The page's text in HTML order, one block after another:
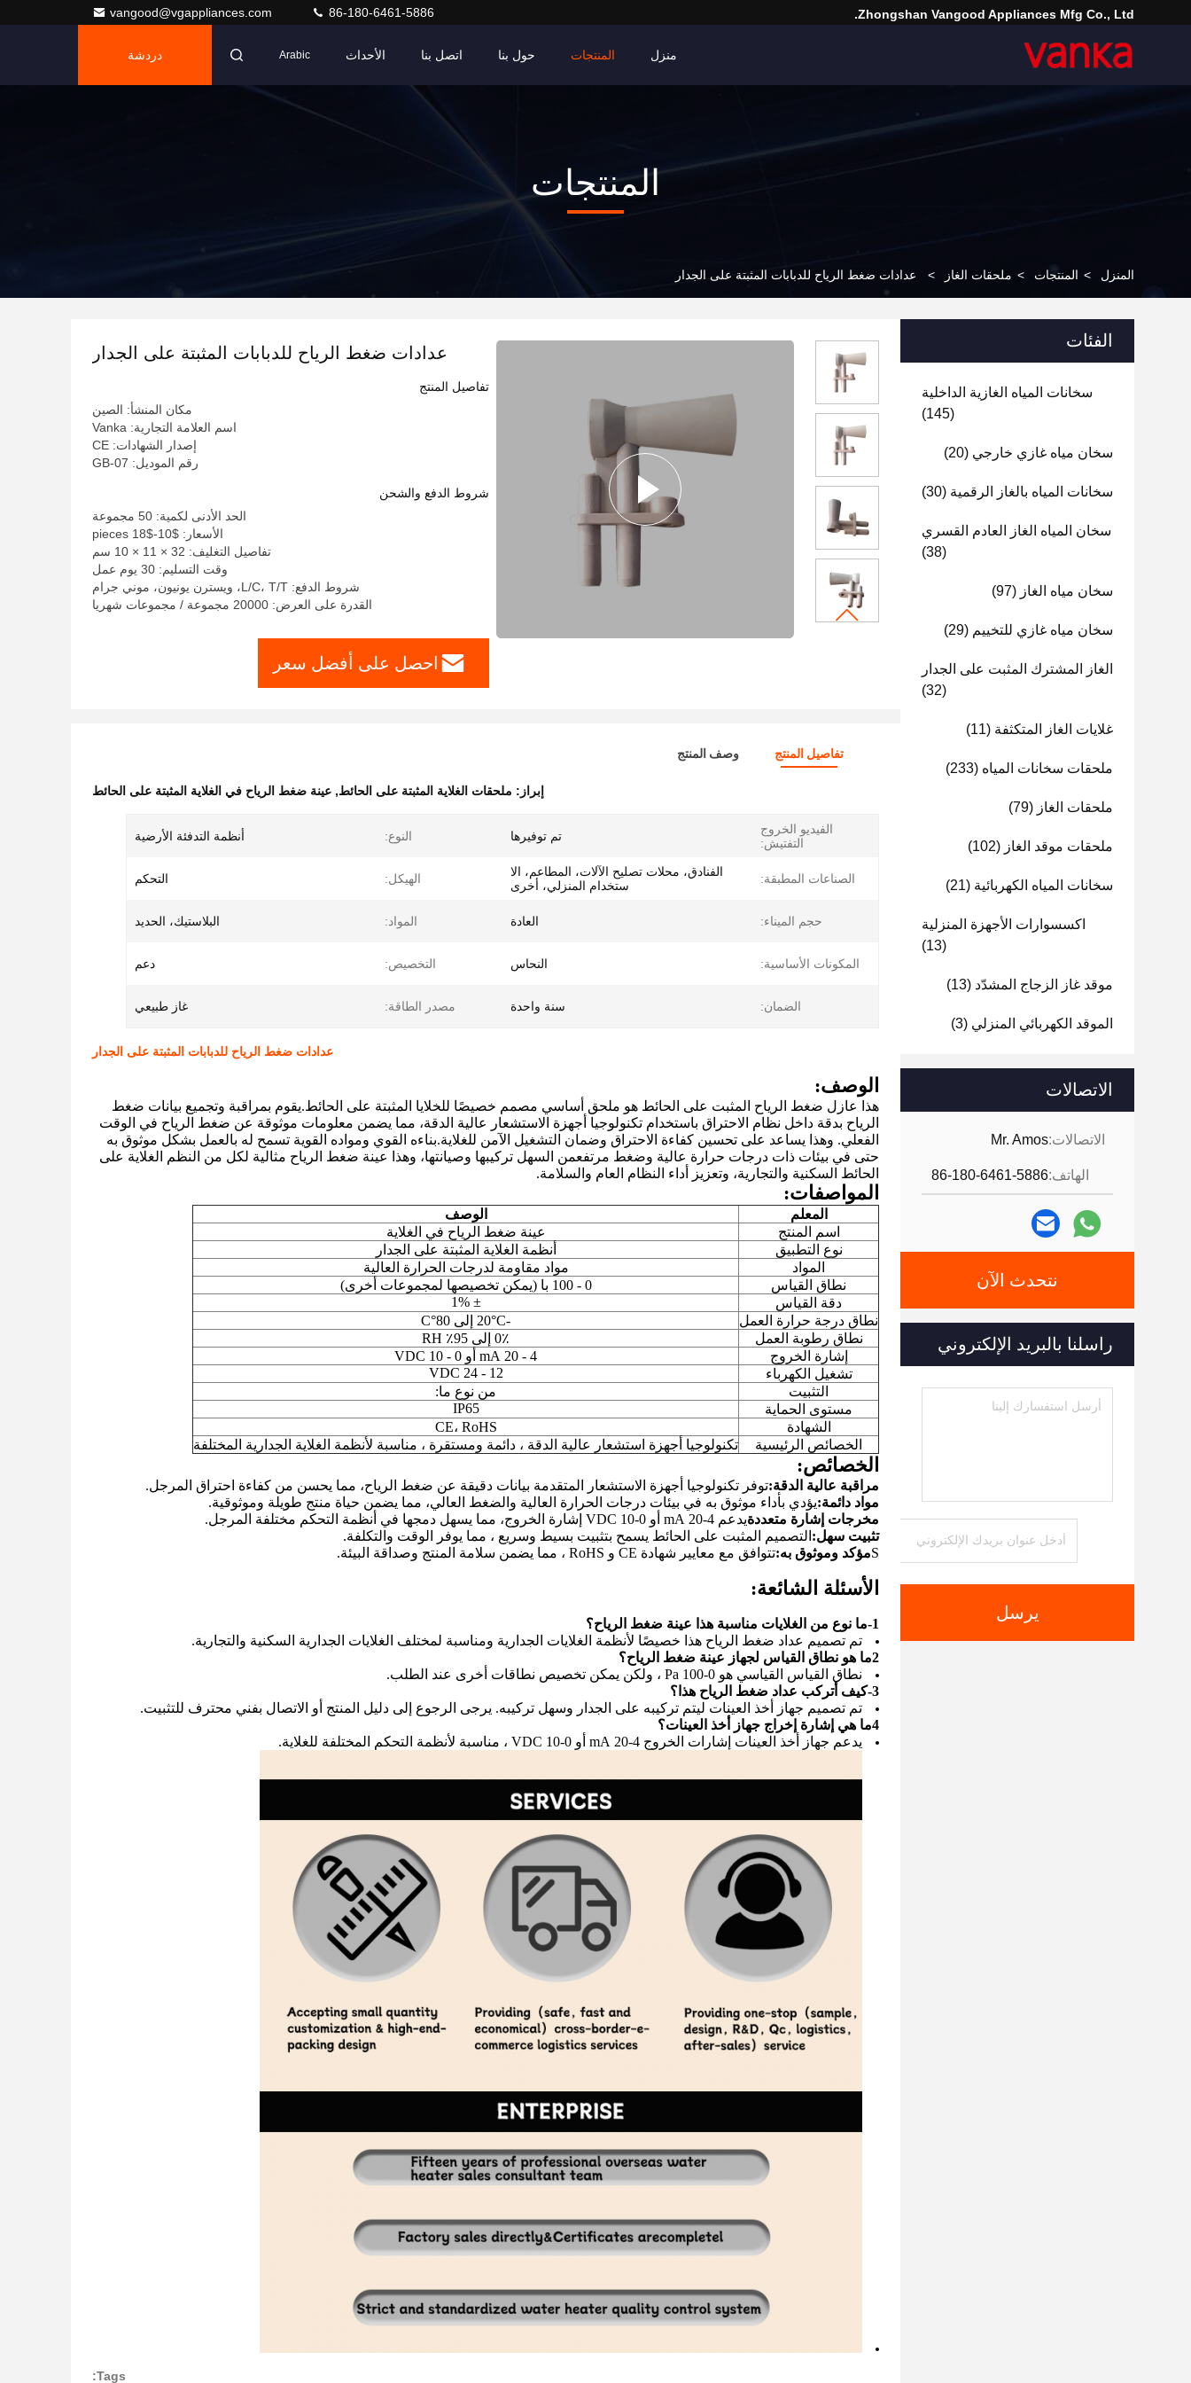
Zhongshan Vangood Appliances Mfg Co., Ltd.
vangood@vgappliances.com 86-180-6461-5886
منزل المنتجات حول بنا اتصل بنا الأحداث Arabic دردشة
المنتجات
المنزل > المنتجات > ملحقات الغاز > عدادات ضغط الرياح للدبابات المثبتة على الجدار
الفئات
سخانات المياه الغازية الداخلية
(145)
سخان مياه غازي خارجي (20)
سخانات المياه بالغاز الرقمية (30)
سخان المياه الغاز العادم القسري
(38)
سخان مياه الغاز (97)
سخان مياه غازي للتخييم (29)
الغاز المشترك المثبت على الجدار
(32)
غلايات الغاز المتكثفة (11)
ملحقات سخانات المياه (233)
ملحقات الغاز (79)
ملحقات موقد الغاز (102)
سخانات المياه الكهربائية (21)
اكسسوارات الأجهزة المنزلية
(13)
موقد غاز الزجاج المشدّد (13)
الموقد الكهربائي المنزلي (3)
الاتصالات
الاتصالات:Mr. Amos
الهاتف:86-180-6461-5886
نتحدث الآن
راسلنا بالبريد الإلكتروني
يرسل
عدادات ضغط الرياح للدبابات المثبتة على الجدار
تفاصيل المنتج
مكان المنشأ: الصين
اسم العلامة التجارية: Vanka
إصدار الشهادات: CE
رقم الموديل: GB-07
شروط الدفع والشحن
الحد الأدنى لكمية: 50 مجموعة
الأسعار: $10-$18 pieces
تفاصيل التغليف: 32 × 11 × 10 سم
وقت التسليم: 30 يوم عمل
شروط الدفع: L/C، T/T، ويسترن يونيون، موني جرام
القدرة على العرض: 20000 مجموعة / مجموعات شهريا
احصل على أفضل سعر
تفاصيل المنتج وصف المنتج
إبراز: ملحقات الغلاية المثبتة على الحائط, عينة ضغط الرياح في الغلاية المثبتة على الحائط
الفيديو الخروج
التفتيش:
تم توفيرها النوع: أنظمة التدفئة الأرضية
الصناعات المطبقة:
الفنادق، محلات تصليح الآلات، المطاعم، الا
ستخدام المنزلي، أخرى
الهيكل: التحكم
حجم الميناء: العادة المواد: البلاستيك، الحديد
المكونات الأساسية: النحاس التخصيص: دعم
الضمان: سنة واحدة مصدر الطاقة: غاز طبيعي
عدادات ضغط الرياح للدبابات المثبتة على الجدار
الوصف:
هذا عازل ضغط الرياح المثبت على الحائط هو ملحق أساسي مصمم خصيصًا للخلايا المثبتة على الحائط.يقوم بمراقبة وتجميع بيانات ضغط
الرياح بدقة داخل نظام الاحتراق باستخدام تكنولوجيا أجهزة الاستشعار عالية الدقة، مما يضمن معلومات موثوقة عن ضغط الرياح في الوقت
الفعلي. وهذا يساعد على تحسين كفاءة الاحتراق وضمان التشغيل الآمن للغلاية.بناءه القوي ومواده القوية تسمح له بالعمل بشكل موثوق به
حتى في بيئات ذات درجات حرارة عالية وضغط مرتفعمن السهل تركيبها وصيانتها، وهذا عينة ضغط الرياح مثالية لكل من النظم الغلاية على
الحائط السكنية والتجارية، وتعزيز أداء النظام العام والسلامة.
المواصفات:
المعلم
الوصف
اسم المنتج
عينة ضغط الرياح في الغلاية
نوع التطبيق
أنظمة الغلاية المثبتة على الجدار
المواد
مواد مقاومة لدرجات الحرارة العالية
نطاق القياس
0 - 100 با (يمكن تخصيصها لمجموعات أخرى)
دقة القياس
± 1%
نطاق درجة حرارة العمل
-20°C إلى 80°C
نطاق رطوبة العمل
0٪ إلى 95٪ RH
إشارة الخروج
4 - 20 mA أو 0 - 10 VDC
تشغيل الكهرباء
12 - 24 VDC
التثبيت
من نوع ما:
مستوى الحماية
IP65
الشهادة
CE، RoHS
الخصائص الرئيسية
تكنولوجيا أجهزة استشعار عالية الدقة ، دائمة ومستقرة ، مناسبة لأنظمة الغلاية الجدارية المختلفة
الخصائص:
مراقبة عالية الدقة:توفر تكنولوجيا أجهزة الاستشعار المتقدمة بيانات دقيقة عن ضغط الرياح، مما يحسن من كفاءة احتراق المرجل.
مواد دائمة:يؤدي بأداء موثوق به في بيئات درجات الحرارة العالية والضغط العالي، مما يضمن حياة منتج طويلة وموثوقية.
مخرجات إشارة متعددةيدعم 4-20 mA أو 0-10 VDC إشارة الخروج، مما يسهل دمجها في أنظمة التحكم مختلفة المرجل.
تثبيت سهل: التصميم المثبت على الحائط يسمح بتثبيت بسيط وسريع ، مما يوفر الوقت والتكلفة.
Sمؤكد وموثوق به:تتوافق مع معايير شهادة CE و RoHS ، مما يضمن سلامة المنتج وصداقة البيئة.
الأسئلة الشائعة:
1-ما نوع من الغلايات مناسبة هذا عينة ضغط الرياح؟
تم تصميم عداد ضغط الرياح هذا خصيصًا لأنظمة الغلايات الجدارية ومناسبة لمختلف الغلايات الجدارية السكنية والتجارية.
2ما هو نطاق القياس لجهاز عينة ضغط الرياح؟
نطاق القياس القياسي هو 0-100 Pa ، ولكن يمكن تخصيص نطاقات أخرى عند الطلب.
3-كيف أتركب عداد ضغط الرياح هذا؟
تم تصميم جهاز أخذ العينات ليتم تركيبه على الجدار وسهل تركيبه. يرجى الرجوع إلى دليل المنتج أو الاتصال بفني محترف للتثبيت.
4ما هي إشارة إخراج جهاز أخذ العينات؟
يدعم جهاز أخذ العينات إشارات الخروج 4-20 mA أو 0-10 VDC ، مناسبة لأنظمة التحكم المختلفة للغلاية.
Tags: